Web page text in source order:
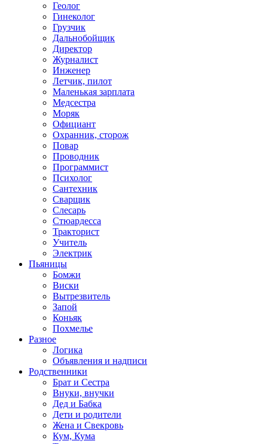
Геолог
Гинеколог
Грузчик
Дальнобойщик
Директор
Журналист
Инженер
Летчик, пилот
Маленькая зарплата
Медсестра
Моряк
Официант
Охранник, сторож
Повар
Проводник
Программист
Психолог
Сантехник
Сварщик
Слесарь
Стюардесса
Тракторист
Учитель
Электрик
Пьяницы
Бомжи
Виски
Вытрезвитель
Запой
Коньяк
Похмелье
Разное
Логика
Объявления и надписи
Родственники
Брат и Сестра
Внуки, внучки
Дед и Бабка
Дети и родители
Жена и Свекровь
Кум, Кума